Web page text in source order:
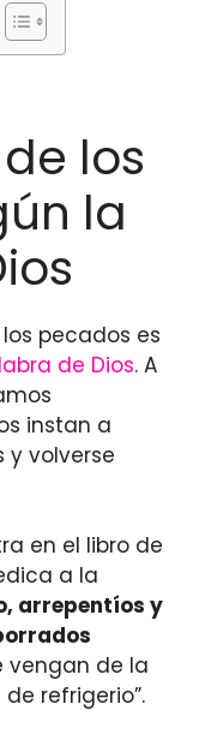
los
la
pecados es
de Dios. A
instan a
y volverse
en el libro de
a la
arrepentíos y
vengan de la
refrigerio”.